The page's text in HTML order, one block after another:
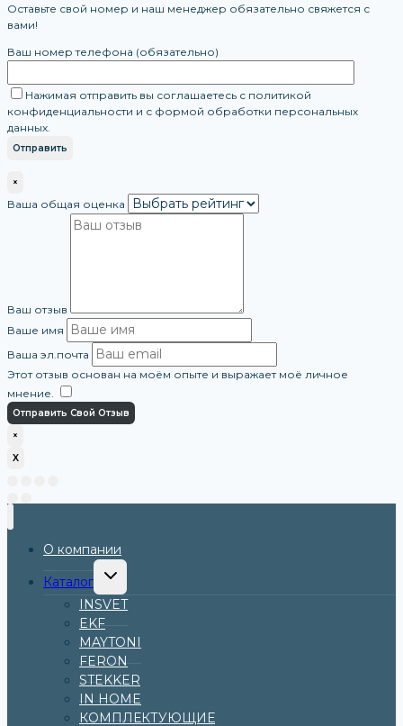
Оставьте свой номер и наш менеджер обязательно свяжется с
вами!
Ваш номер телефона (обязательно)
Нажимая отправить вы соглашаетесь с политикой
конфиденциальности и с формой обработки персональных
данных.
×
Ваша общая оценка
Ваш отзыв
Ваше имя
Ваша эл.почта
Этот отзыв основан на моём опыте и выражает моё личное
мнение.
Отправить Свой Отзыв
×
X
О компании
Каталог
INSVET
EKF
MAYTONI
FERON
STEKKER
IN HOME
КОМПЛЕКТУЮЩИЕ